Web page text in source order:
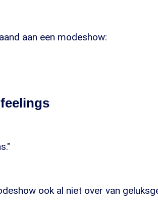
aan een modeshow:
ook al niet over van